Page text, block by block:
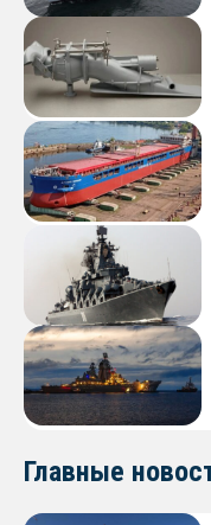
Главные